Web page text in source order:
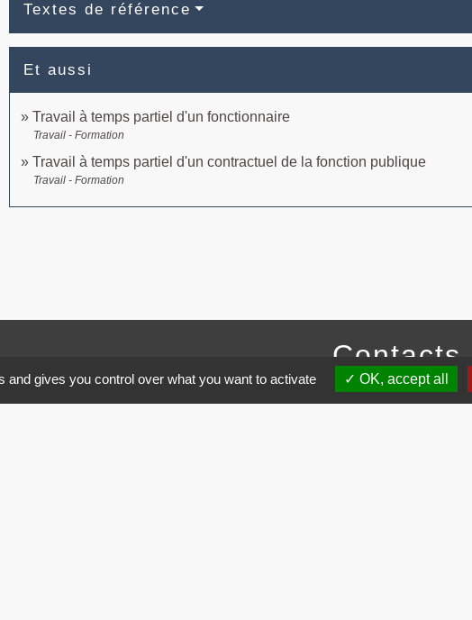
Textes de référence
Et aussi
Travail à temps partiel d'un fonctionnaire
Travail - Formation
Travail à temps partiel d'un contractuel de la fonction publique
Travail - Formation
Contacts
Commune de Brissac
and gives you control over what you want to activate OK, accept all